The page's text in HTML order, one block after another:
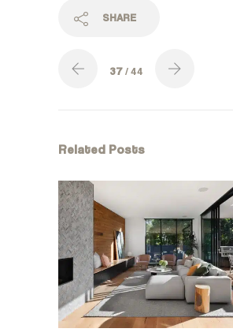
SHARE
37/ 44
Related Posts